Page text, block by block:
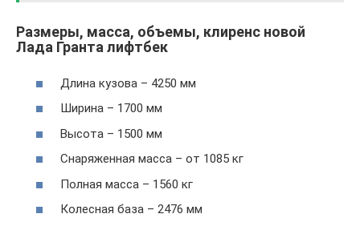
Размеры, масса, объемы, клиренс новой
Лада Гранта лифтбек
Длина кузова – 4250 мм
Ширина – 1700 мм
Высота – 1500 мм
Снаряженная масса – от 1085 кг
Полная масса – 1560 кг
Колесная база – 2476 мм